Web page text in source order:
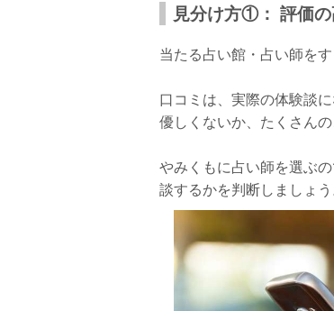
見分け方①： 評価
当たる占い館・占い師をす
口コミは、実際の体験談
優しくないか、たくさん
やみくもに占い師を選ぶの
談するかを判断しましょう